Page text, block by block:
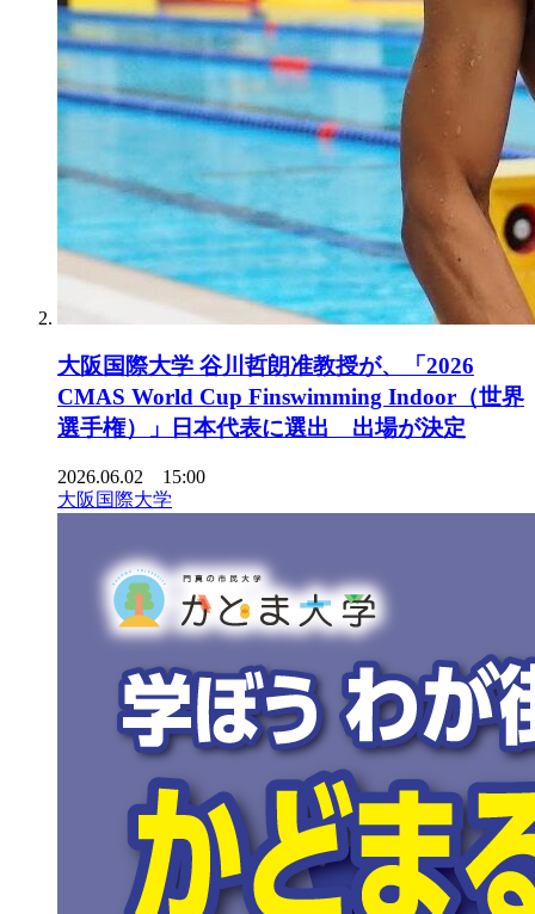
大阪国際大学 谷川哲朗准教授が、「2026
CMAS World Cup Finswimming Indoor（世界
選手権）」日本代表に選出 出場が決定
2026.06.02 15:00
大阪国際大学